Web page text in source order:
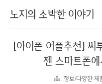
노지의 소박한 이야기
[아이폰 어플추천] 씨
젠 스마트폰
정보/다양한 제